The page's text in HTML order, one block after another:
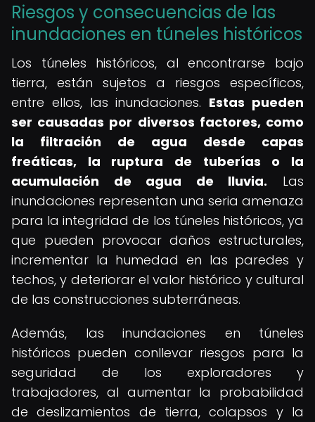
Riesgos y consecuencias de las
inundaciones en túneles históricos
Los túneles históricos, al encontrarse bajo
tierra, están sujetos a riesgos específicos,
entre ellos, las inundaciones. Estas pueden
ser causadas por diversos factores, como
la filtración de agua desde capas
freáticas, la ruptura de tuberías o la
acumulación de agua de lluvia. Las
inundaciones representan una seria amenaza
para la integridad de los túneles históricos, ya
que pueden provocar daños estructurales,
incrementar la humedad en las paredes y
techos, y deteriorar el valor histórico y cultural
de las construcciones subterráneas.
Además, las inundaciones en túneles
históricos pueden conllevar riesgos para la
seguridad de los exploradores y
trabajadores, al aumentar la probabilidad
de deslizamientos de tierra, colapsos y la